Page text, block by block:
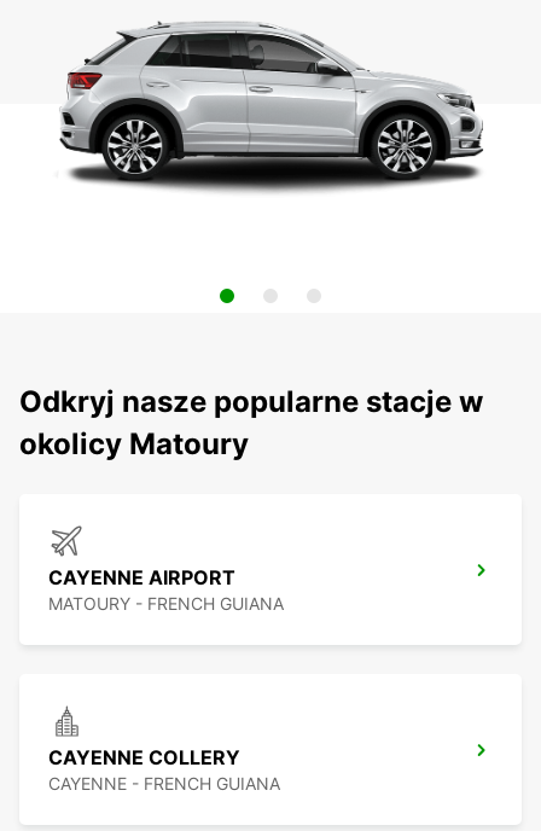
Odkryj nasze popularne stacje w
okolicy Matoury
CAYENNE AIRPORT
MATOURY - FRENCH GUIANA
CAYENNE COLLERY
CAYENNE - FRENCH GUIANA